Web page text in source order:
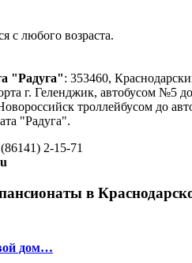
с любого возраста.
"Радуга": 353460,
г. Геленджик, автобусом №5
троллейбусом до
"Радуга".
2-15-71
в
дом…